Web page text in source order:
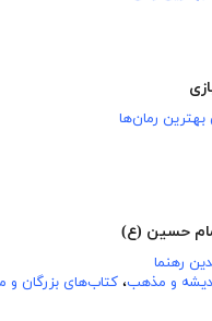
بهترین رمان‌ها
حسین (ع)
رهنما
و مذهب، کتاب‌های بزرگان و